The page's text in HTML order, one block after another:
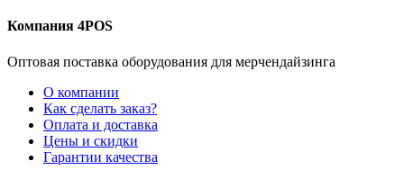
Компания 4POS
Оптовая поставка оборудования для мерчендайзинга
О компании
Как сделать заказ?
Оплата и доставка
Цены и скидки
Гарантии качества